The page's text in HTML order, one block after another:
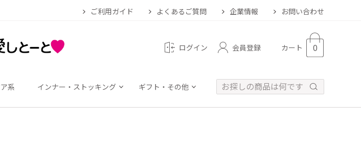
ログイン 会員登録 カート 0
系 インナー・ストッキング ギフト・その他
ご利用ガイド よくあるご質問 企業情報 お問い合わせ